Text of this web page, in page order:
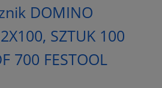
DOMINO
SZTUK 100
700 FESTOOL